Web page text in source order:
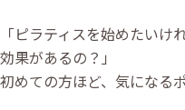
「ピラティスを始めたい
効果があるの？」
初めての方ほど、気になる